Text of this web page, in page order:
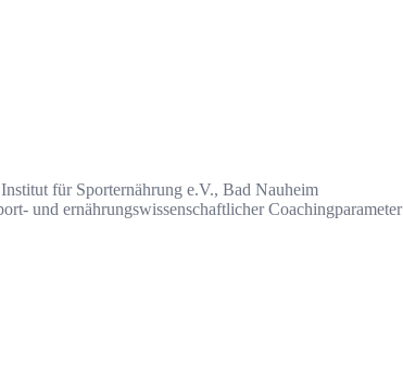
für Sporternährung e.V., Bad Nauheim
und ernährungswissenschaftlicher Coachingparameter